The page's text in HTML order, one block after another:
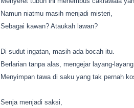
Namun niatmu masih menjadi misteri,
Sebagai kawan? Ataukah lawan?
Di sudut ingatan, masih ada bocah itu.
Berlarian tanpa alas, mengejar layang-
Menyimpan tawa di saku yang tak pernah
Senja menjadi saksi,